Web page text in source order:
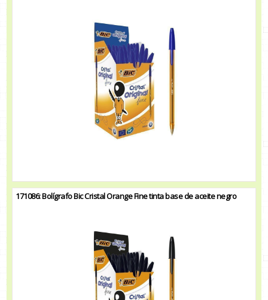
171086: Bolígrafo Bic Cristal Orange Fine tinta base de aceite negro